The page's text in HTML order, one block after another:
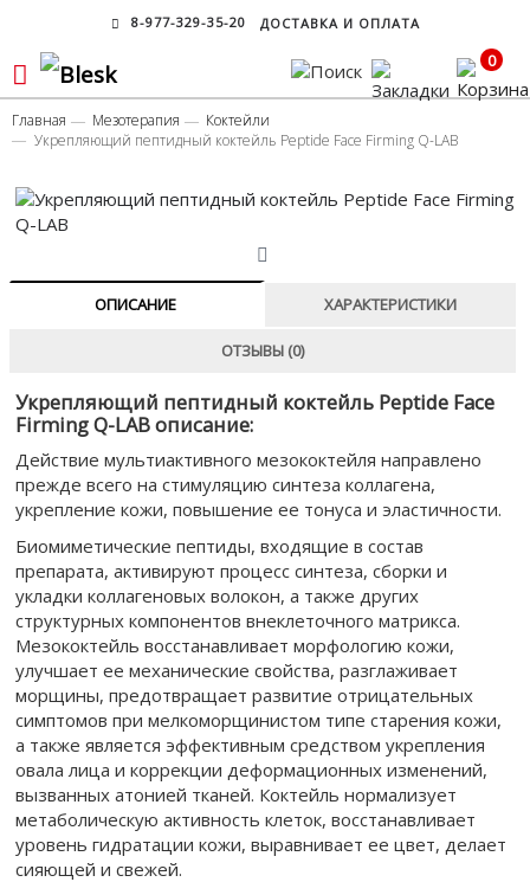
8-977-329-35-20 ДОСТАВКА И ОПЛАТА
0
Главная Мезотерапия
Коктейли
Укрепляющий пептидный коктейль Peptide Face Firming Q-LAB
ОПИСАНИЕ ХАРАКТЕРИСТИКИ
ОТЗЫВЫ (0)
Укрепляющий пептидный коктейль Peptide Face
Firming Q-LAB описание:
Действие мультиактивного мезококтейля направлено
прежде всего на стимуляцию синтеза коллагена,
укрепление кожи, повышение ее тонуса и эластичности.
Биомиметические пептиды, входящие в состав
препарата, активируют процесс синтеза, сборки и
укладки коллагеновых волокон, а также других
структурных компонентов внеклеточного матрикса.
Мезококтейль восстанавливает морфологию кожи,
улучшает ее механические свойства, разглаживает
морщины, предотвращает развитие отрицательных
симптомов при мелкоморщинистом типе старения кожи,
а также является эффективным средством укрепления
овала лица и коррекции деформационных изменений,
вызванных атонией тканей. Коктейль нормализует
метаболическую активность клеток, восстанавливает
уровень гидратации кожи, выравнивает ее цвет, делает
сияющей и свежей.